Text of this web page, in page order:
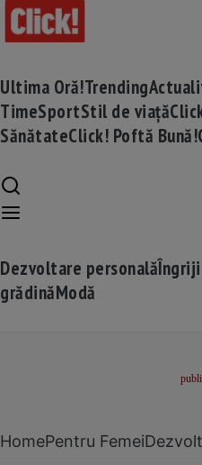
Ultima Oră!Trending
TimeSportStil de viață
SănătateClick! Poftă Bună!
Dezvoltare personală
grădinăModă
HomePentru Femei